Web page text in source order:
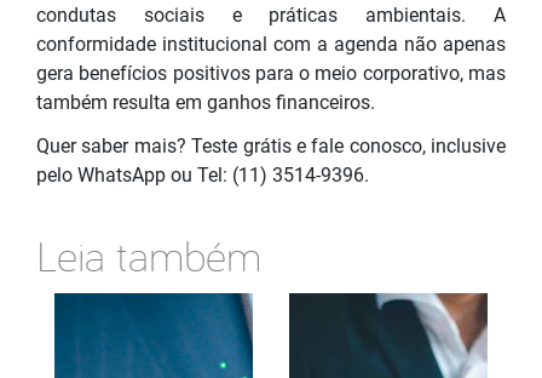
condutas sociais e práticas ambientais. A
conformidade institucional com a agenda não apenas
gera benefícios positivos para o meio corporativo, mas
também resulta em ganhos financeiros.
Quer saber mais? Teste grátis e fale conosco, inclusive
pelo WhatsApp ou Tel: (11) 3514-9396.
Leia também